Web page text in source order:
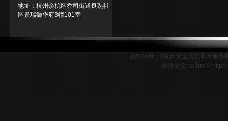
地址：杭州余杭区乔司街道良熟社
区景瑞御华府3幢101室
版权所有：1杭州梵金展览展示服务
友情链接:<a